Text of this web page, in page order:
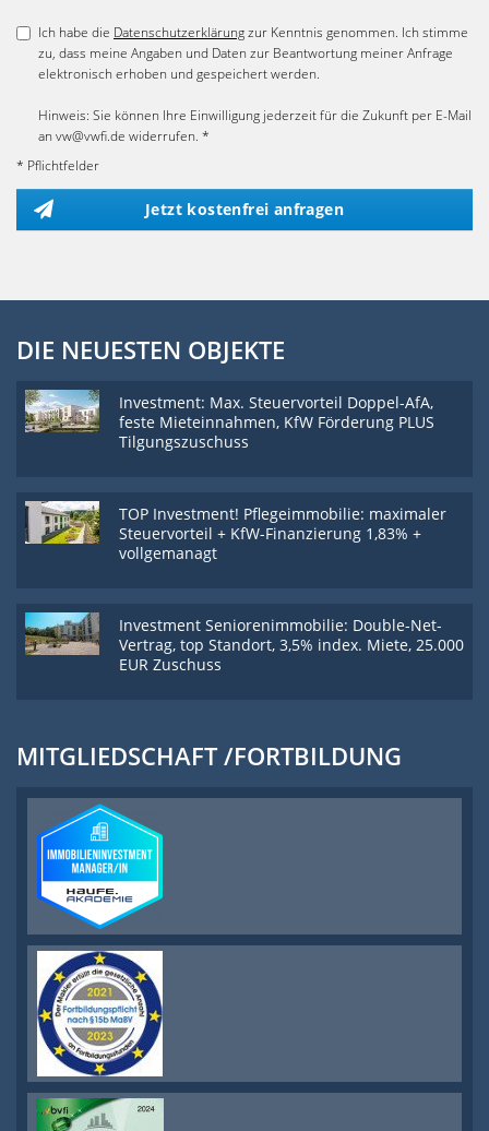
Ich habe die Datenschutzerklärungzur Kenntnis genommen. Ich stimme
zu, dass meine Angaben und Daten zur Beantwortung meiner Anfrage
elektronisch erhoben und gespeichert werden.
Hinweis: Sie können Ihre Einwilligung jederzeit für die Zukunft per E-Mail
an vw@vwfi.de widerrufen. *
* Pflichtfelder
Jetzt kostenfrei anfragen
DIE NEUESTEN OBJEKTE
Investment: Max. Steuervorteil Doppel-AfA,
feste Mieteinnahmen, KfW Förderung PLUS
Tilgungszuschuss
TOP Investment! Pflegeimmobilie: maximaler
Steuervorteil + KfW-Finanzierung 1,83% +
vollgemanagt
Investment Seniorenimmobilie: Double-Net-
Vertrag, top Standort, 3,5% index. Miete, 25.000
EUR Zuschuss
MITGLIEDSCHAFT /FORTBILDUNG